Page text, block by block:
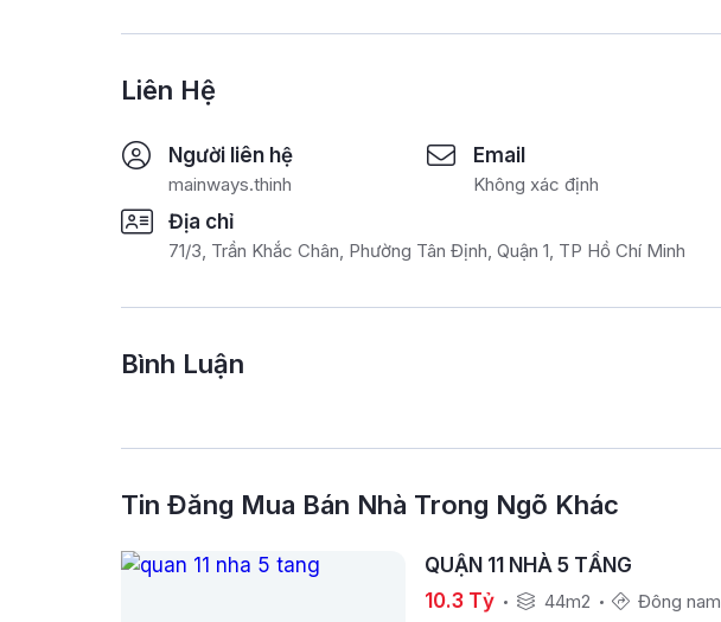
Liên Hệ
Người liên hệ
mainways.thinh
Email
Không xác định
Địa chỉ
71/3, Trần Khắc Chân, Phường Tân Định, Quận 1, TP Hồ Chí Minh
Bình Luận
Tin Đăng Mua Bán Nhà Trong Ngõ Khác
QUẬN 11 NHÀ 5 TẦNG
10.3 Tỷ
44m2 Đông nam